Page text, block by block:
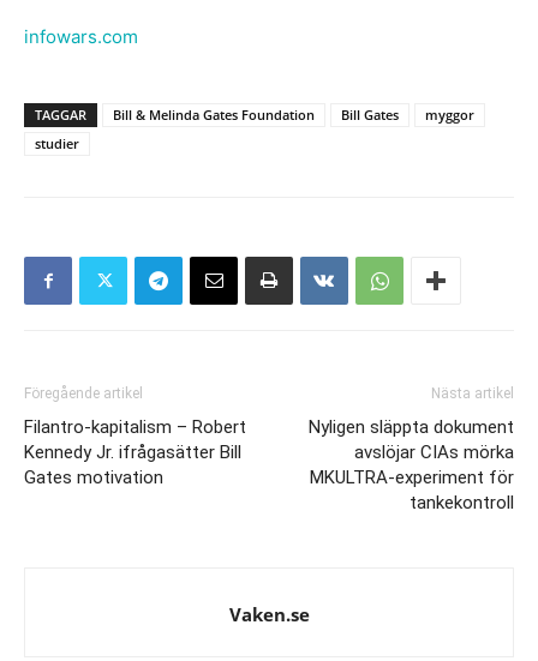
infowars.com
TAGGAR Bill & Melinda Gates Foundation Bill Gates
myggor
studier
Föregående artikel
Filantro-kapitalism – Robert
Kennedy Jr. ifrågasätter Bill
Gates motivation
Nästa artikel
Nyligen släppta dokument
avslöjar CIAs mörka
MKULTRA-experiment för
tankekontroll
Vaken.se